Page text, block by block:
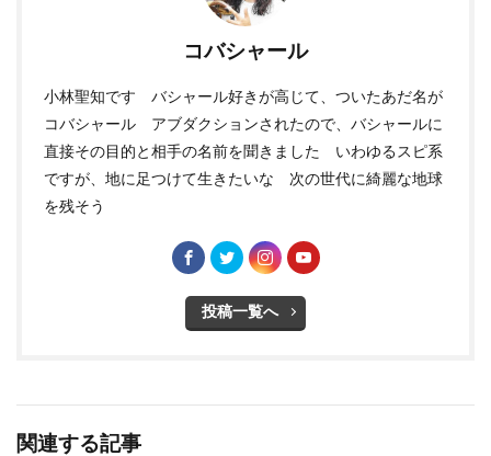
コバシャール
小林聖知です バシャール好きが高じて、ついたあだ名が
コバシャール アブダクションされたので、バシャールに
直接その目的と相手の名前を聞きました いわゆるスピ系
ですが、地に足つけて生きたいな 次の世代に綺麗な地球
を残そう
投稿一覧へ
関連する記事